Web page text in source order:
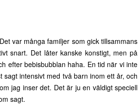
var många familjer som gick tillsammans
snart. Det låter kanske konstigt, men på
efter bebisbubblan haha. En tid när vi inte
intensivt med två barn inom ett år, och
jag inser det. Det är ju en väldigt speciell
sagt.